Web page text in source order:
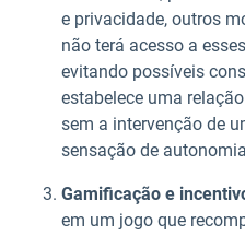
e privacidade, outros
não terá acesso a
evitando possíveis
estabelece uma
sem a intervenção de
sensação de
Gamificação e
em um jogo que